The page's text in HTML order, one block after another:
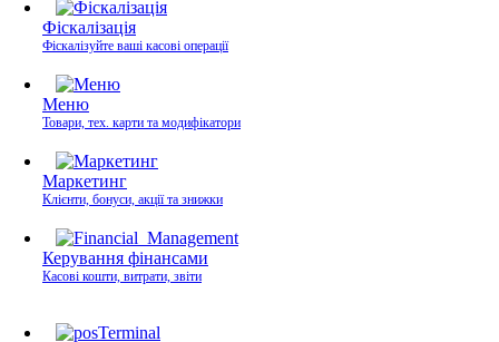
Фіскалізація
Фіскалізуйте ваші касові операції
Меню
Товари, тех. карти та модифікатори
Маркетинг
Клієнти, бонуси, акції та знижки
Керування фінансами
Касові кошти, витрати, звіти